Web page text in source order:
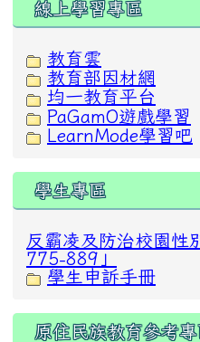
線上學習專區
教育雲
教育部因材網
均一教育平台
PaGamO遊戲學習
LearnMode學習吧
學生專區
反霸凌及防治校園性
775-889」
學生申訴手冊
原住民族教育參考專